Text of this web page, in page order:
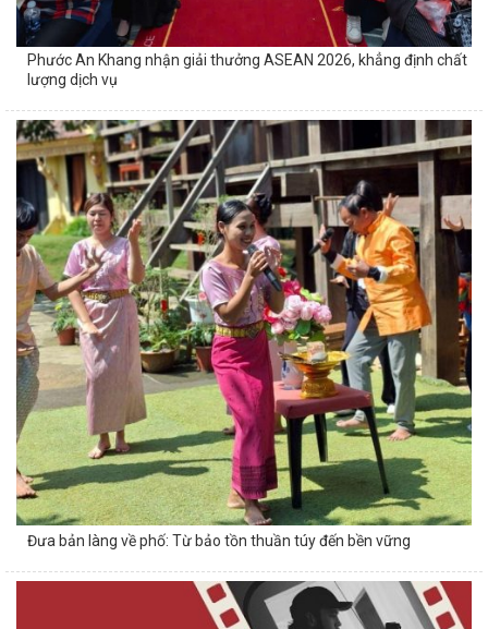
Phước An Khang nhận giải thưởng ASEAN 2026, khẳng định chất
lượng dịch vụ
Đưa bản làng về phố: Từ bảo tồn thuần túy đến bền vững